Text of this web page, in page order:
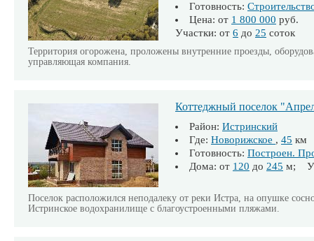
Готовность:
Цена: от 1 800 000 руб.
Участки: от 6 до 25 соток
Территория огорожена, проложены внутренние проезды,
управляющая компания.
Коттеджный поселок
Район: Истринский
Где: Новорижское , 45 км
Готовность: Построен.
Дома: от 120 до 245 м;
Поселок расположился неподалеку от реки Истра, на опушке
Истринское водохранилище с благоустроенными пляжами.